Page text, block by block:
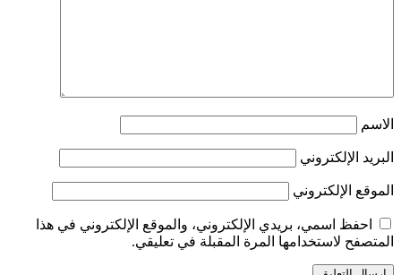
الاسم
البريد الإلكتروني
الموقع الإلكتروني
احفظ اسمي، بريدي الإلكتروني، والموقع الإلكتروني في هذا
المتصفح لاستخدامها المرة المقبلة في تعليقي.